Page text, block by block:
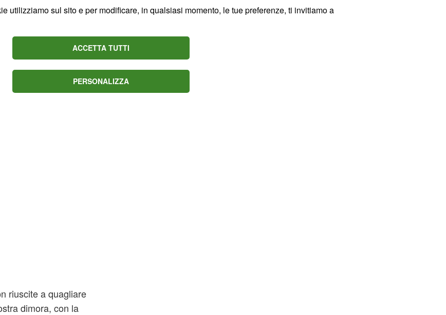
dell'esperienza
parola che dite
farvi
riuscite a quagliare
dimora, con la
utilizziamo sul sito e per modificare, in qualsiasi momento, le tue preferenze, ti invitiamo a
ACCETTA TUTTI
PERSONALIZZA